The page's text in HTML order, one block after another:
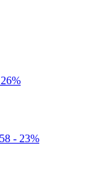
26%
- 23%